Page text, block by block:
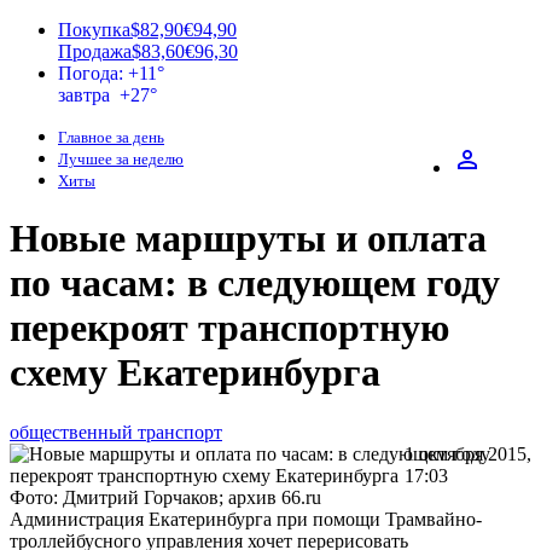
Покупка$82,90€94,90
Продажа$83,60€96,30
Погода: +11°
завтра +27°
perm_identity
Главное за день
Лучшее за неделю
Хиты
Новые маршруты и оплата
по часам: в следующем году
перекроят транспортную
схему Екатеринбурга
общественный транспорт
1 октября 2015,
17:03
Фото: Дмитрий Горчаков; архив 66.ru
Администрация Екатеринбурга при помощи Трамвайно-
троллейбусного управления хочет перерисовать